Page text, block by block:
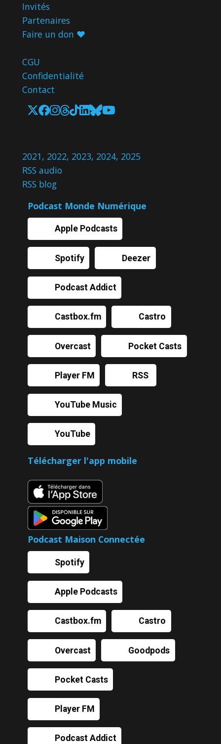
Invités
Partenaires
Faire un don ♥️
CGU
Confidentialité
Contact
2021, 2022, 2023, 2024, 2025
RSS audio
RSS blog
Podcast Monde Numérique
Apple Podcasts
Spotify Deezer
Podcast Addict
Castbox.fm Castro
Overcast Pocket Casts
Player FM RSS
YouTube Music
YouTube
Télécharger l'app mobile
Podcast Maison Connectée
Spotify
Apple Podcasts
Castbox.fm Castro
Overcast Goodpods
Pocket Casts
Player FM
Podcast Addict